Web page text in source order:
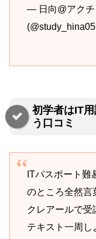
— 日向@アクチ
初学者はIT
う口コミ
ITパスポート難
のところ全然言
クレアールで
テキスト一周